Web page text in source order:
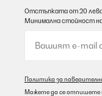
Отстъпката от 20 лева
Минимална стойност
Политика за
Можете да се отпишете